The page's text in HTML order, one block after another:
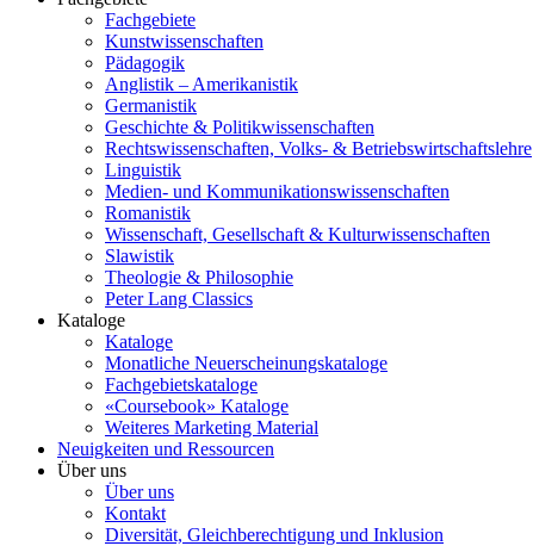
Fachgebiete
Kunstwissenschaften
Pädagogik
Anglistik – Amerikanistik
Germanistik
Geschichte & Politikwissenschaften
Rechtswissenschaften, Volks- & Betriebswirtschaftslehre
Linguistik
Medien- und Kommunikationswissenschaften
Romanistik
Wissenschaft, Gesellschaft & Kulturwissenschaften
Slawistik
Theologie & Philosophie
Peter Lang Classics
Kataloge
Kataloge
Monatliche Neuerscheinungskataloge
Fachgebietskataloge
«Coursebook» Kataloge
Weiteres Marketing Material
Neuigkeiten und Ressourcen
Über uns
Über uns
Kontakt
Diversität, Gleichberechtigung und Inklusion